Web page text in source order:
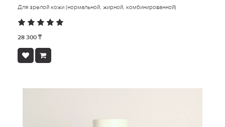
Для зрелой кожи (нормальной, жирной, комбинированной)
28 300 ₸